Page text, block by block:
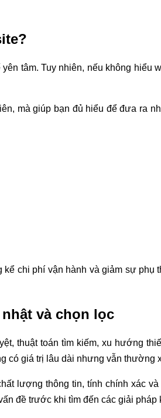
tâm. Tuy nhiên, nếu không hiểu
mà giúp bạn đủ hiểu để đưa ra
chi phí vận hành và giảm sự phụ
và chọn lọc
thuật toán tìm kiếm, xu hướng
có giá trị lâu dài nhưng vẫn thường
lượng thông tin, tính chính xác
đề trước khi tìm đến các giải pháp